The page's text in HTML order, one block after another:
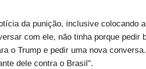
da punição, inclusive colocando
com ele, não tinha porque pedir
o Trump e pedir uma nova
dele contra o Brasil".